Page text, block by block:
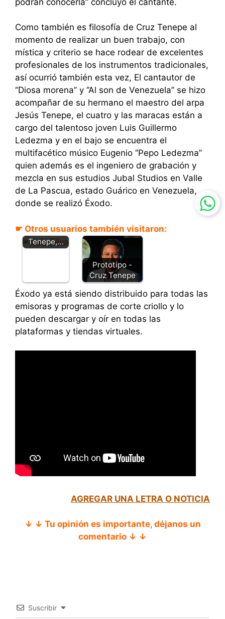
Como también es filosofía de Cruz Tenepe al
momento de realizar un buen trabajo, con
mística y criterio se hace rodear de excelentes
profesionales de los instrumentos tradicionales,
así ocurrió también esta vez, El cantautor de
‘’Diosa morena’’ y ‘’Al son de Venezuela’’ se hizo
acompañar de su hermano el maestro del arpa
Jesús Tenepe, el cuatro y las maracas están a
cargo del talentoso joven Luis Guillermo
Ledezma y en el bajo se encuentra el
multifacético músico Eugenio ‘’Pepo Ledezma’’
quien además es el ingeniero de grabación y
mezcla en sus estudios Jubal Studios en Valle
de La Pascua, estado Guárico en Venezuela,
donde se realizó Éxodo.
☛ Otros usuarios también visitaron:
Bonita
como mi
Silva, Cruz
Tenepe,…
Prototipo -
Cruz Tenepe
Éxodo ya está siendo distribuido para todas las
emisoras y programas de corte criollo y lo
pueden descargar y oír en todas las
plataformas y tiendas virtuales.
AGREGAR UNA LETRA O NOTICIA
↓ ↓ Tu opinión es importante, déjanos un
comentario ↓ ↓
Suscribir